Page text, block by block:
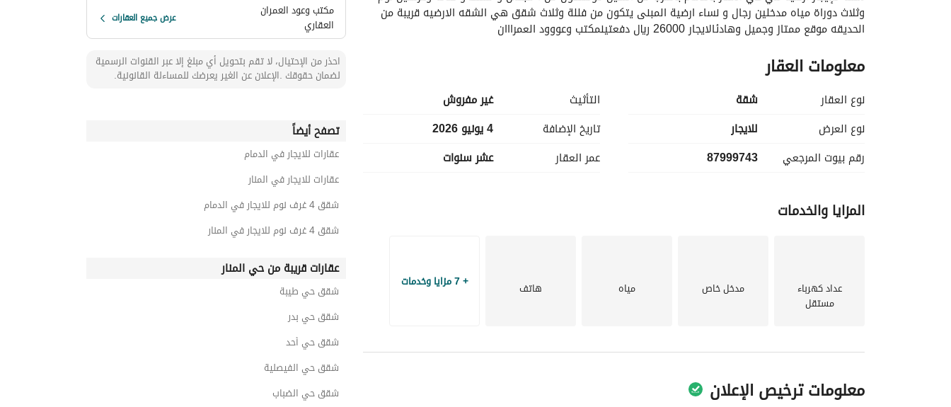
الحديقه موقع ممتاز وجميل وهادئالايجار 26000 ريال دفعتينمكتب وعووود العمرااان
معلومات العقار
نوع العقار
شقة
نوع العرض
للايجار
رقم بيوت المرجعي
87999743
التأثيث
غير مفروش
تاريخ الإضافة
4 يونيو 2026
عمر العقار
عشر سنوات
المزايا والخدمات
عداد كهرباء
مستقل
مدخل خاص مياه هاتف + 7 مزايا وخدمات
معلومات ترخيص الإعلان
مكتب وعود العمران
العقاري عرض جميع العقارات
احذر من الإحتيال، لا تقم بتحويل أي مبلغ إلا عبر القنوات الرسمية
لضمان حقوقك .الإعلان عن الغير يعرضك للمساءلة القانونية.
تصفح أيضاً
عقارات للايجار في الدمام
عقارات للايجار في المنار
شقق 4 غرف نوم للايجار في الدمام
شقق 4 غرف نوم للايجار في المنار
عقارات قريبة من حي المنار
شقق حي طيبة
شقق حي بدر
شقق حي أحد
شقق حي الفيصلية
شقق حي الضباب